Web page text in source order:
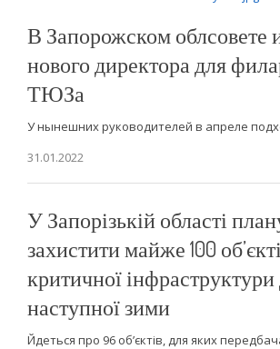
В Запорожском облсовете
нового директора для
ТЮЗа
У нынешних руководителей в апреле
31.01.2022
У Запорізькій області
захистити майже 100
критичної інфраструктури
наступної зими
Йдеться про 96 об’єктів, для яких